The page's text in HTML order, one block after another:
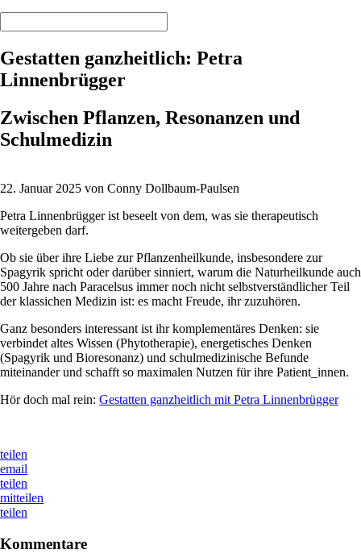
Gestatten ganzheitlich: Petra
Linnenbrügger
Zwischen Pflanzen, Resonanzen und
Schulmedizin
22. Januar 2025 von Conny Dollbaum-Paulsen
Petra Linnenbrügger ist beseelt von dem, was sie therapeutisch
weitergeben darf.
Ob sie über ihre Liebe zur Pflanzenheilkunde, insbesondere zur
Spagyrik spricht oder darüber sinniert, warum die Naturheilkunde auch
500 Jahre nach Paracelsus immer noch nicht selbstverständlicher Teil
der klassichen Medizin ist: es macht Freude, ihr zuzuhören.
Ganz besonders interessant ist ihr komplementäres Denken: sie
verbindet altes Wissen (Phytotherapie), energetisches Denken
(Spagyrik und Bioresonanz) und schulmedizinische Befunde
miteinander und schafft so maximalen Nutzen für ihre Patient_innen.
Hör doch mal rein: Gestatten ganzheitlich mit Petra Linnenbrügger
teilen
email
teilen
mitteilen
teilen
Kommentare